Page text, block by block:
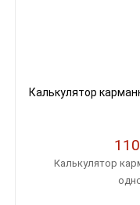
Калькулятор
Калькулятор